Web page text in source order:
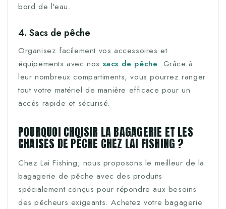
bord de l'eau.
4. Sacs de pêche
Organisez facilement vos accessoires et
équipements avec nos sacs de pêche. Grâce à
leur nombreux compartiments, vous pourrez ranger
tout votre matériel de manière efficace pour un
accès rapide et sécurisé.
POURQUOI CHOISIR LA BAGAGERIE ET LES
CHAISES DE PÊCHE CHEZ LAI FISHING ?
Chez Lai Fishing, nous proposons le meilleur de la
bagagerie de pêche avec des produits
spécialement conçus pour répondre aux besoins
des pêcheurs exigeants. Achetez votre bagagerie